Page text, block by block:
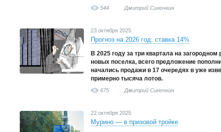
544 Дмитрий Синочкин
23 октября 2025
Прогноз на 2026 год: ставка 14%
В 2025 году за три квартала на
новых поселка, всего предложение
начались продажи в 17 очередях в уже
примерно тысяча лотов.
675 Дмитрий Синочкин
22 октября 2025
Мурино — в призовой тройке